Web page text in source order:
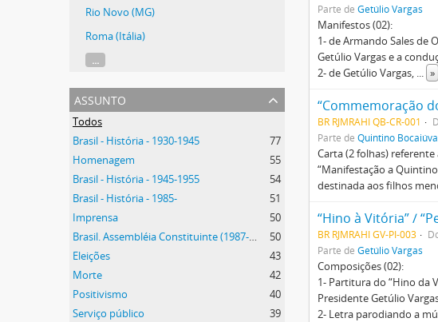
Rio Novo (MG)
Roma (Itália)
...
assunto
Todos
Brasil - História - 1930-1945
77
Homenagem
55
Brasil - História - 1945-1955
54
Brasil - História - 1985-
51
Imprensa
50
Brasil. Assembléia Constituinte (1987-1988)
50
Eleições
43
Morte
42
Positivismo
40
Serviço público
39
Parte de Getúlio Vargas
Manifestos (02):
1- de Armando Sales de
Getúlio Vargas e a
2- de Getúlio Vargas, ... »
“Commemoração
BR RJMRAHI QB-CR-001
Parte de Quintino Bocaiúva
Carta (2 folhas)
“Manifestação a
destinada aos filhos
“Hino à Vitória” /
BR RJMRAHI GV-PI-003
Parte de Getúlio Vargas
Composições (02):
1- Partitura do “Hino da
Presidente Getúlio
2- Letra parodiando a